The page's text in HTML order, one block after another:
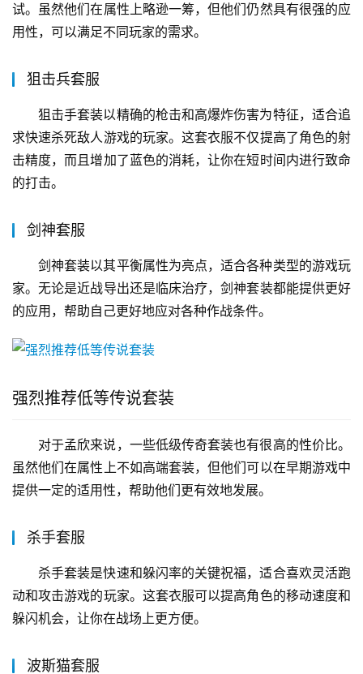
试。虽然他们在属性上略逊一筹，但他们仍然具有很强的应
用性，可以满足不同玩家的需求。
狙击兵套服
狙击手套装以精确的枪击和高爆炸伤害为特征，适合追
求快速杀死敌人游戏的玩家。这套衣服不仅提高了角色的射
击精度，而且增加了蓝色的消耗，让你在短时间内进行致命
的打击。
剑神套服
剑神套装以其平衡属性为亮点，适合各种类型的游戏玩
家。无论是近战导出还是临床治疗，剑神套装都能提供更好
的应用，帮助自己更好地应对各种作战条件。
强烈推荐低等传说套装
对于孟欣来说，一些低级传奇套装也有很高的性价比。
虽然他们在属性上不如高端套装，但他们可以在早期游戏中
提供一定的适用性，帮助他们更有效地发展。
杀手套服
杀手套装是快速和躲闪率的关键祝福，适合喜欢灵活跑
动和攻击游戏的玩家。这套衣服可以提高角色的移动速度和
躲闪机会，让你在战场上更方便。
波斯猫套服